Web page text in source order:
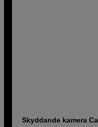
Skyddande kamera